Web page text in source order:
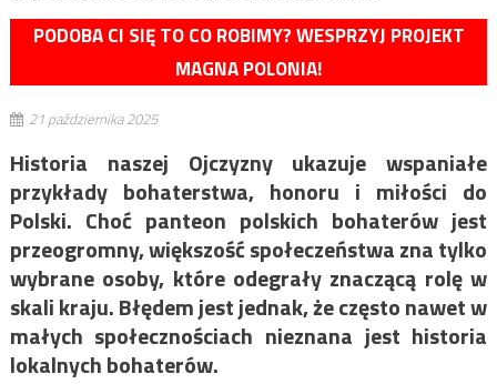
PODOBA CI SIĘ TO CO ROBIMY? WESPRZYJ PROJEKT
MAGNA POLONIA!
21 października 2025
Historia naszej Ojczyzny ukazuje wspaniałe
przykłady bohaterstwa, honoru i miłości do
Polski. Choć panteon polskich bohaterów jest
przeogromny, większość społeczeństwa zna tylko
wybrane osoby, które odegrały znaczącą rolę w
skali kraju. Błędem jest jednak, że często nawet w
małych społecznościach nieznana jest historia
lokalnych bohaterów.